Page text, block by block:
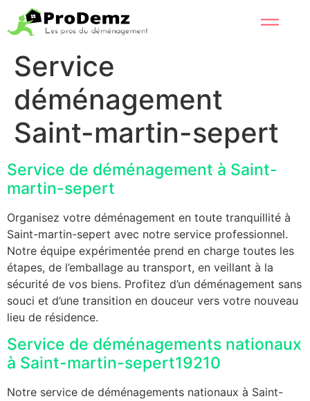
Service
déménagement
Saint-martin-sepert
Service de déménagement à Saint-
martin-sepert
Organisez votre déménagement en toute tranquillité à
Saint-martin-sepert avec notre service professionnel.
Notre équipe expérimentée prend en charge toutes les
étapes, de l’emballage au transport, en veillant à la
sécurité de vos biens. Profitez d’un déménagement sans
souci et d’une transition en douceur vers votre nouveau
lieu de résidence.
Service de déménagements nationaux
à Saint-martin-sepert19210
Notre service de déménagements nationaux à Saint-